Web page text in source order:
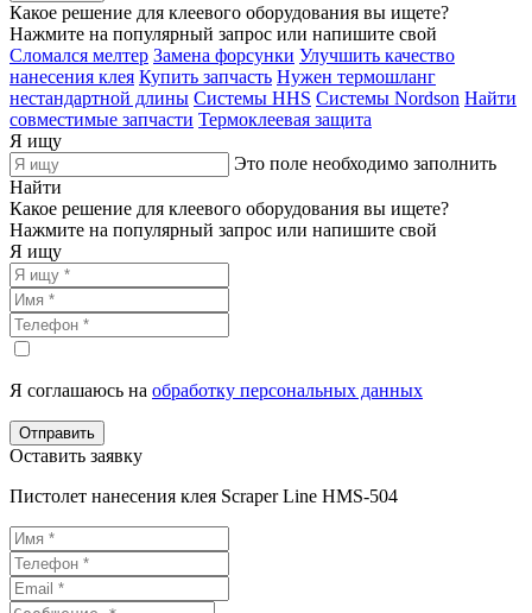
Какое решение для клеевого оборудования вы ищете?
Нажмите на популярный запрос или напишите свой
Сломался мелтер Замена форсунки Улучшить качество
нанесения клея Купить запчасть Нужен термошланг
нестандартной длины Системы HHS Системы Nordson Найти
совместимые запчасти Термоклеевая защита
Я ищу
Это поле необходимо заполнить
Найти
Какое решение для клеевого оборудования вы ищете?
Нажмите на популярный запрос или напишите свой
Я ищу
Я соглашаюсь на обработку персональных данных
Отправить
Оставить заявку
Пистолет нанесения клея Scraper Line HMS-504